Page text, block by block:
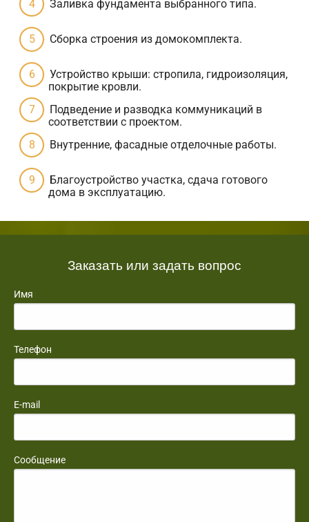
Заливка фундамента выбранного типа.
Сборка строения из домокомплекта.
Устройство крыши: стропила, гидроизоляция,
покрытие кровли.
Подведение и разводка коммуникаций в
соответствии с проектом.
Внутренние, фасадные отделочные работы.
Благоустройство участка, сдача готового
дома в эксплуатацию.
Заказать или задать вопрос
Имя
Телефон
E-mail
Сообщение